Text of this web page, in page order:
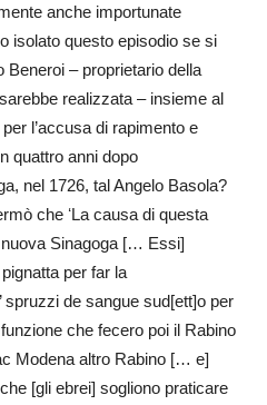
anche importunate
isolato questo episodio se si
– proprietario della
realizzata – insieme al
l’accusa di rapimento e
quattro anni dopo
nel 1726, tal Angelo Basola?
che ʻLa causa di questa
Sinagoga [… Essi]
per far la
spruzzi de sangue sud[ett]o per
che fecero poi il Rabino
Modena altro Rabino [… e]
[gli ebrei] sogliono praticare